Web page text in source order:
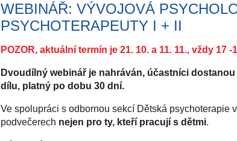
WEBINÁŘ: VÝVOJOVÁ
PSYCHOTERAPEUTY I + II
POZOR, aktuální termín je 21. 10. a 11. 11., vždy 17 -
Dvoudílný webinář je nahráván, účastníci
dílu, platný po dobu 30 dní.
Ve spolupráci s odbornou sekcí Dětská psychoterapie
podvečerech nejen pro ty, kteří pracují s dětmi.